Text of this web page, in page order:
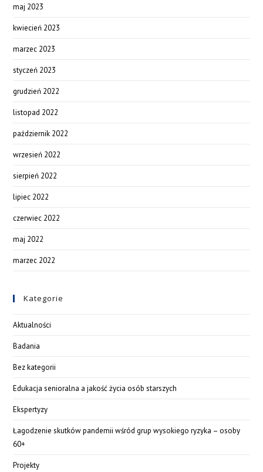
maj 2023
kwiecień 2023
marzec 2023
styczeń 2023
grudzień 2022
listopad 2022
październik 2022
wrzesień 2022
sierpień 2022
lipiec 2022
czerwiec 2022
maj 2022
marzec 2022
Kategorie
Aktualności
Badania
Bez kategorii
Edukacja senioralna a jakość życia osób starszych
Ekspertyzy
Łagodzenie skutków pandemii wśród grup wysokiego ryzyka – osoby
60+
Projekty